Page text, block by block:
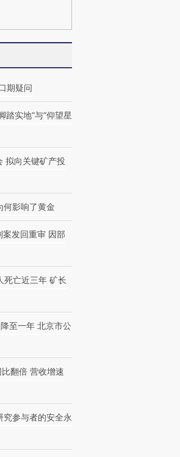
期疑问
踏实地”与“仰望星
拟向关键矿产投
何影响了黄金
案发回重审 因部
死亡近三年 矿长
至一年 北京市公
翻倍 营收增速
究参与者的安全永